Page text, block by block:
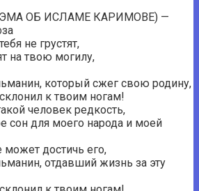
ОБ ИСЛАМЕ КАРИМОВЕ) —
не грустят,
на твою могилу,
который сжег свою родину,
к твоим ногам!
человек редкость,
сон для моего народа и моей
может достичь его,
отдавший жизнь за эту